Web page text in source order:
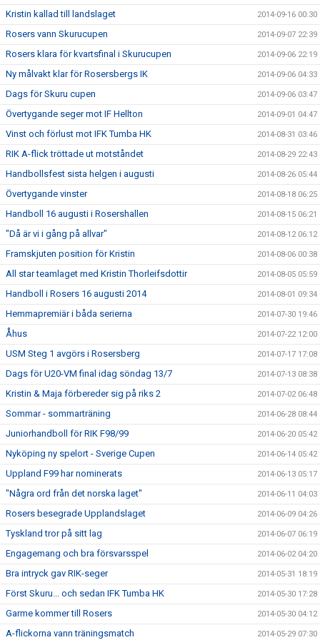
Kristin kallad till landslaget 2014-09-16 00:30
Rosers vann Skurucupen 2014-09-07 22:39
Rosers klara för kvartsfinal i Skurucupen 2014-09-06 22:19
Ny målvakt klar för Rosersbergs IK 2014-09-06 04:33
Dags för Skuru cupen 2014-09-06 03:47
Övertygande seger mot IF Hellton 2014-09-01 04:47
Vinst och förlust mot IFK Tumba HK 2014-08-31 03:46
RIK A-flick tröttade ut motståndet 2014-08-29 22:43
Handbollsfest sista helgen i augusti 2014-08-26 05:44
Övertygande vinster 2014-08-18 06:25
Handboll 16 augusti i Rosershallen 2014-08-15 06:21
"Då är vi i gång på allvar" 2014-08-12 06:12
Framskjuten position för Kristin 2014-08-06 00:38
All star teamlaget med Kristin Thorleifsdottir 2014-08-05 05:59
Handboll i Rosers 16 augusti 2014 2014-08-01 09:34
Hemmapremiär i båda serierna 2014-07-30 19:46
Åhus 2014-07-22 12:00
USM Steg 1 avgörs i Rosersberg 2014-07-17 17:08
Dags för U20-VM final idag söndag 13/7 2014-07-13 08:38
Kristin & Maja förbereder sig på riks 2 2014-07-02 06:48
Sommar - sommarträning 2014-06-28 08:44
Juniorhandboll för RIK F98/99 2014-06-20 05:42
Nyköping ny spelort - Sverige Cupen 2014-06-14 05:42
Uppland F99 har nominerats 2014-06-13 05:17
"Några ord från det norska laget" 2014-06-11 04:03
Rosers besegrade Upplandslaget 2014-06-09 04:26
Tyskland tror på sitt lag 2014-06-07 06:19
Engagemang och bra försvarsspel 2014-06-02 04:20
Bra intryck gav RIK-seger 2014-05-31 18:19
Först Skuru... och sedan IFK Tumba HK 2014-05-30 17:28
Garme kommer till Rosers 2014-05-30 04:12
A-flickorna vann träningsmatch 2014-05-29 07:30